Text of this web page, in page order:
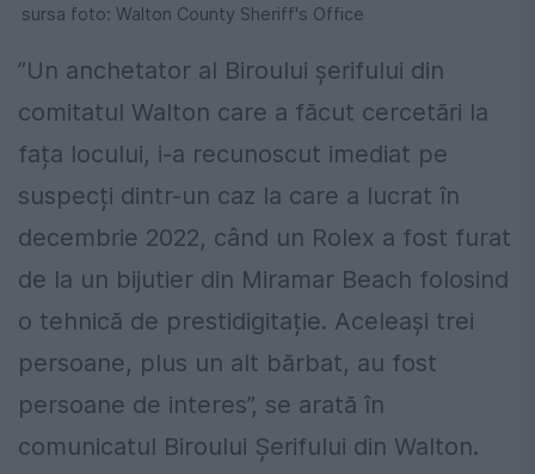
sursa foto: Walton County Sheriff's Office
”Un anchetator al Biroului șerifului din
comitatul Walton care a făcut cercetări la
fața locului, i-a recunoscut imediat pe
suspecți dintr-un caz la care a lucrat în
decembrie 2022, când un Rolex a fost furat
de la un bijutier din Miramar Beach folosind
o tehnică de prestidigitație. Aceleași trei
persoane, plus un alt bărbat, au fost
persoane de interes”, se arată în
comunicatul Biroului Șerifului din Walton.